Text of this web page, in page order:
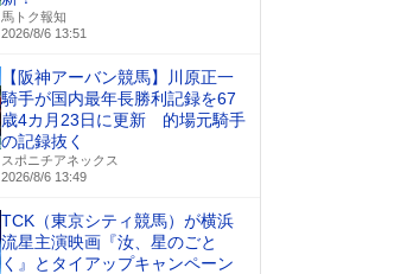
馬トク報知
2026/8/6 13:51
【阪神アーバン競馬】川原正一
騎手が国内最年長勝利記録を67
歳4カ月23日に更新 的場元騎手
の記録抜く
スポニチアネックス
2026/8/6 13:49
TCK（東京シティ競馬）が横浜
流星主演映画『汝、星のごと
く』とタイアップキャンペーン